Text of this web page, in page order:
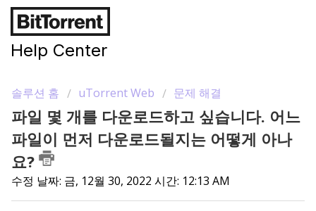
Help Center
솔루션 홈 uTorrent Web 문제 해결
파일 몇 개를 다운로드하고 싶습니다. 어느
파일이 먼저 다운로드될지는 어떻게 아나
요?
수정 날짜: 금, 12월 30, 2022 시간: 12:13 AM